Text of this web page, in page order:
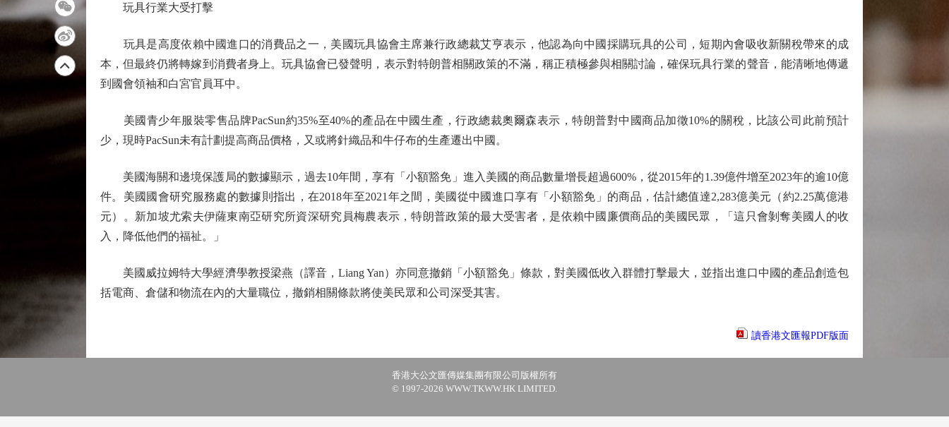
玩具行業大受打擊
玩具是高度依賴中國進口的消費品之一，美國玩具協會主席兼行政總裁艾亨表示，他認為向中國採購玩具的公司，短期內會吸收新關稅帶來的成
本，但最終仍將轉嫁到消費者身上。玩具協會已發聲明，表示對特朗普相關政策的不滿，稱正積極參與相關討論，確保玩具行業的聲音，能清晰地傳遞
到國會領袖和白宮官員耳中。
美國青少年服裝零售品牌PacSun約35%至40%的產品在中國生產，行政總裁奧爾森表示，特朗普對中國商品加徵10%的關稅，比該公司此前預計
少，現時PacSun未有計劃提高商品價格，又或將針織品和牛仔布的生產遷出中國。
美國海關和邊境保護局的數據顯示，過去10年間，享有「小額豁免」進入美國的商品數量增長超過600%，從2015年的1.39億件增至2023年的逾10億
件。美國國會研究服務處的數據則指出，在2018年至2021年之間，美國從中國進口享有「小額豁免」的商品，估計總值達2,283億美元（約2.25萬億港
元）。新加坡尤索夫伊薩東南亞研究所資深研究員梅農表示，特朗普政策的最大受害者，是依賴中國廉價商品的美國民眾，「這只會剝奪美國人的收
入，降低他們的福祉。」
美國威拉姆特大學經濟學教授梁燕（譯音，Liang Yan）亦同意撤銷「小額豁免」條款，對美國低收入群體打擊最大，並指出進口中國的產品創造包
括電商、倉儲和物流在內的大量職位，撤銷相關條款將使美民眾和公司深受其害。
讀香港文匯報PDF版面
香港大公文匯傳媒集團有限公司版權所有
© 1997-2026 WWW.TKWW.HK LIMITED.